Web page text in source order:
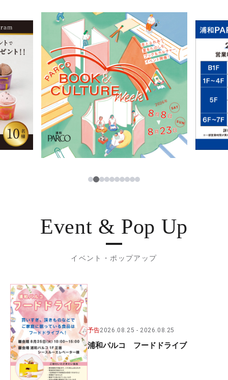
レストラン・カフェ
TAX FREE
PARCOメンバーズ
JP
ภาษาไทย
123456789
Event & Pop Up
イベント・ポップアップ
予告2026.08.25 2026.08.25
浦和パルコ フードドライブ